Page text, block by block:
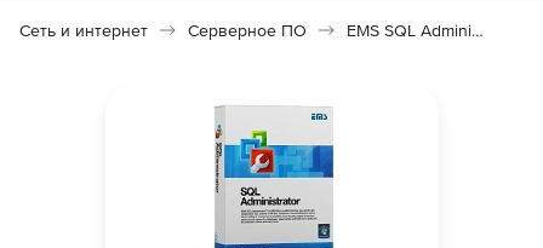
Сеть и интернет Серверное ПО EMS SQL Administrator for SQL Server